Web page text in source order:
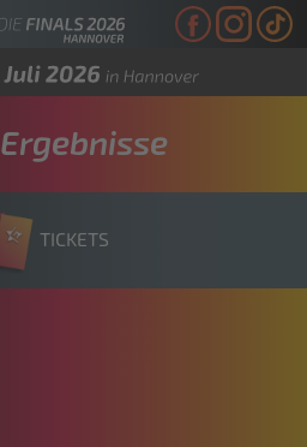
Ergebnisse
TICKETS